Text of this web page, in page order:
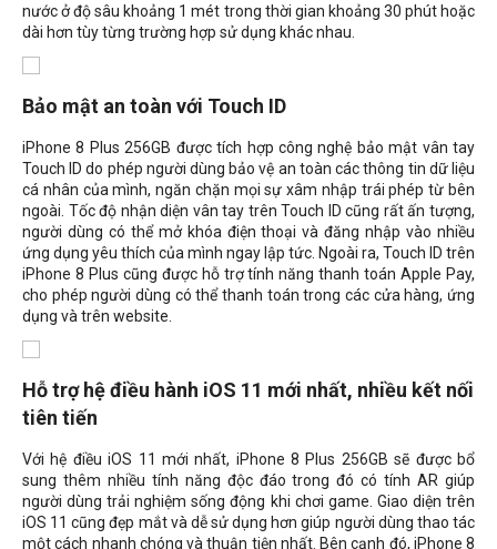
nước ở độ sâu khoảng 1 mét trong thời gian khoảng 30 phút hoặc
dài hơn tùy từng trường hợp sử dụng khác nhau.
Bảo mật an toàn với Touch ID
iPhone 8 Plus 256GB được tích hợp công nghệ bảo mật vân tay
Touch ID do phép người dùng bảo vệ an toàn các thông tin dữ liệu
cá nhân của mình, ngăn chặn mọi sự xâm nhập trái phép từ bên
ngoài. Tốc độ nhận diện vân tay trên Touch ID cũng rất ấn tượng,
người dùng có thể mở khóa điện thoại và đăng nhập vào nhiều
ứng dụng yêu thích của mình ngay lập tức. Ngoài ra, Touch ID trên
iPhone 8 Plus cũng được hỗ trợ tính năng thanh toán Apple Pay,
cho phép người dùng có thể thanh toán trong các cửa hàng, ứng
dụng và trên website.
Hỗ trợ hệ điều hành iOS 11 mới nhất, nhiều kết nối
tiên tiến
Với hệ điều iOS 11 mới nhất, iPhone 8 Plus 256GB sẽ được bổ
sung thêm nhiều tính năng độc đáo trong đó có tính AR giúp
người dùng trải nghiệm sống động khi chơi game. Giao diện trên
iOS 11 cũng đẹp mắt và dễ sử dụng hơn giúp người dùng thao tác
một cách nhanh chóng và thuận tiện nhất. Bên cạnh đó, iPhone 8